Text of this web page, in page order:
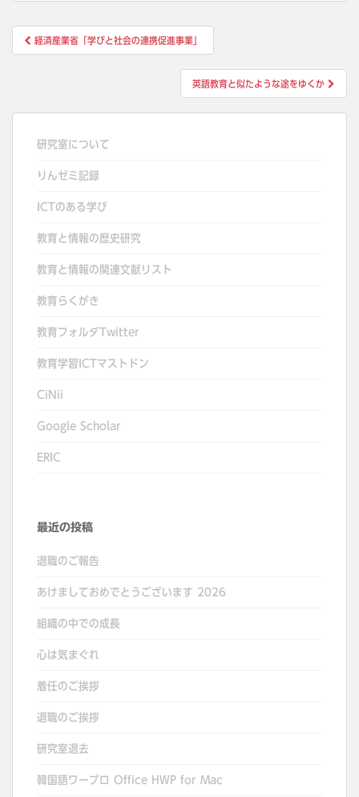
投
稿
ゲ
経済産業省「学びと社会の連携促進事業」
英語教育と似たような途をゆくか
研究室について
りんゼミ記録
ICTのある学び
教育と情報の歴史研究
教育と情報の関連文献リスト
教育らくがき
教育フォルダTwitter
教育学習ICTマストドン
CiNii
Google Scholar
ERIC
最近の投稿
退職のご報告
あけましておめでとうございます 2026
組織の中での成長
心は気まぐれ
着任のご挨拶
退職のご挨拶
研究室退去
韓国語ワープロ Office HWP for Mac